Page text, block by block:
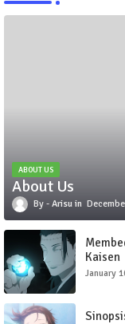
ABOUT US
About Us
Arisu
Kaisen
January